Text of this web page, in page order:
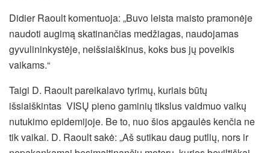
Didier Raoult komentuoja: „Buvo leista maisto pramonėje
naudoti augimą skatinančias medžiagas, naudojamas
gyvulininkystėje, neišsiaiškinus, koks bus jų poveikis
vaikams.“
Taigi D. Raoult pareikalavo tyrimų, kuriais būtų
išsiaiškintas VISŲ pieno gaminių tikslus vaidmuo vaikų
nutukimo epidemijoje. Be to, nuo šios apgaulės kenčia ne
tik vaikai. D. Raoult sakė: „Aš sutikau daug putlių, nors ir